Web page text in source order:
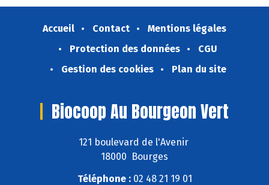
Accueil Contact
Mentions légales
Protection des données
CGU
Gestion des cookies
Plan du site
Biocoop Au Bourgeon Vert
121 boulevard de l'Avenir
18000 Bourges
Téléphone :02 48 21 19 01